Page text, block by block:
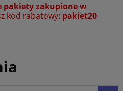
pakiety zakupione w
kod rabatowy: pakiet20